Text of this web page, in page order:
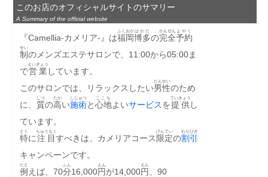
このお店のオフィシャルサイトのサマリー
A Summary of the official website
『Camellia-カメリア-』は福岡
ふくおか
博多
はかた
の完全
かんぜん
予約
よやく
制
せい
のメンズエステサロンで、11:00から05:00ま
で営業
えいぎょう
しています。
このサロンでは、リラックスしたい男性
だんせい
のため
に、 質
しつ
の高
たか
い施術
しじゅつ
と心地
ここち
よいサービスを提供
ていきょう
し
ています。
特
とく
に注目
ちゅうもく
すべきは、カメリアコース 限定
げんてい
の割引
わりびき
キャンペーンです。
例
たと
えば、70分
ふん
16,000円
えん
が14,000円
えん
、90